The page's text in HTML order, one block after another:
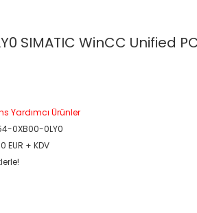
SIMATIC WinCC Unified
Yardımcı Ürünler
0XB00-0LY0
EUR + KDV